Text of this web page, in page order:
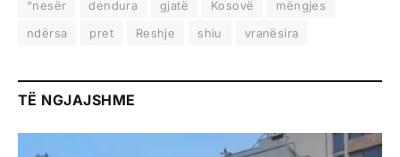
“nesër dendura gjatë Kosovë
mëngjes
ndërsa
pret Reshje shiu vranësira
TË NGJAJSHME